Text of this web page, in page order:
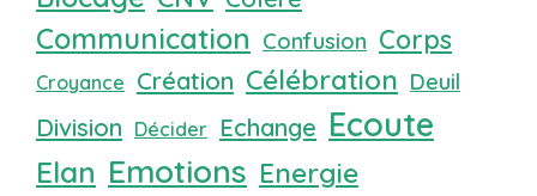
Communication Confusion Corps
Croyance Création Célébration Deuil
Division Décider Echange Ecoute
Elan Emotions Energie